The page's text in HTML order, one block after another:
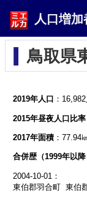
人口増加
鳥取県
2019年人口 ：
2015年昼夜人口比率
2017年面積：77.94
合併歴（1999年以降
2004-10-01：
東伯郡羽合町